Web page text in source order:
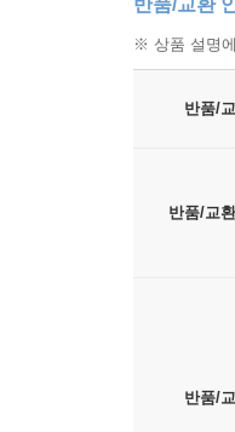
※ 상품 설명
반품/
반품/교
반품/